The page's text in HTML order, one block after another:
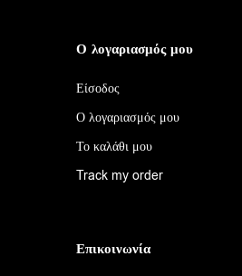
Ο λογαριασμός μου
Είσοδος
Ο λογαριασμός μου
Το καλάθι μου
Track my order
Επικοινωνία